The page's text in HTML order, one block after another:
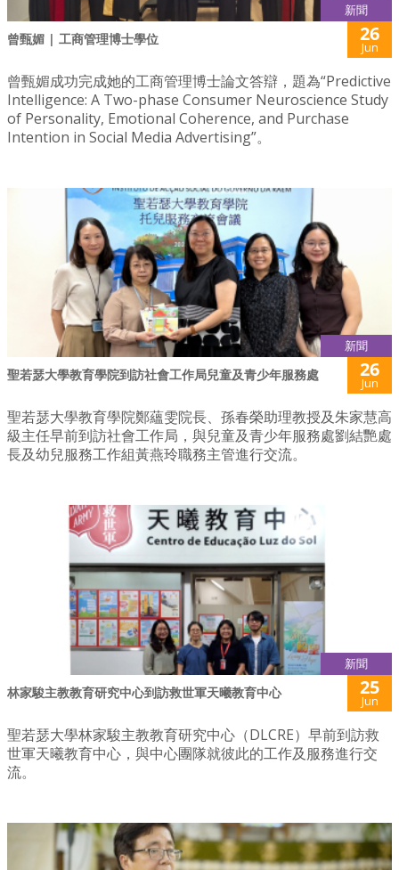
新聞
曾甄媚 | 工商管理博士學位 26
Jun
曾甄媚成功完成她的工商管理博士論文答辯，題為“Predictive
Intelligence: A Two-phase Consumer Neuroscience Study
of Personality, Emotional Coherence, and Purchase
Intention in Social Media Advertising”。
新聞
聖若瑟大學教育學院到訪社會工作局兒童及青少年服務處 26
Jun
聖若瑟大學教育學院鄭蘊雯院長、孫春榮助理教授及朱家慧高
級主任早前到訪社會工作局，與兒童及青少年服務處劉結艷處
長及幼兒服務工作組黃燕玲職務主管進行交流。
新聞
林家駿主教教育研究中心到訪救世軍天曦教育中心 25
Jun
聖若瑟大學林家駿主教教育研究中心（DLCRE）早前到訪救
世軍天曦教育中心，與中心團隊就彼此的工作及服務進行交
流。